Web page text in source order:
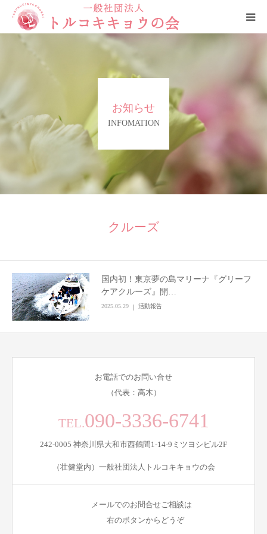
お知らせ
INFOMATION
クルーズ
国内初！東京夢の島マリーナ『グリーフ
ケアクルーズ』開…
2025.05.29 活動報告
お電話でのお問い合せ
（代表：高木）
TEL.090-3336-6741
242-0005 神奈川県大和市西鶴間1-14-9ミツヨシビル2F
（壮健堂内）一般社団法人トルコキキョウの会
メールでのお問合せご相談は
右のボタンからどうぞ
ご支援と賛助会員について
お問合せ・ご相談窓口